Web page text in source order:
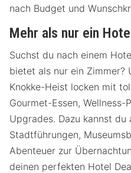
nach Budget und
Mehr als nur ein
Suchst du nach einem
bietet als nur ein Zimmer?
Knokke-Heist locken mit
Gourmet-Essen, Wellness-
Upgrades. Dazu kannst
Stadtführungen,
Abenteuer zur
deinen perfekten Hotel